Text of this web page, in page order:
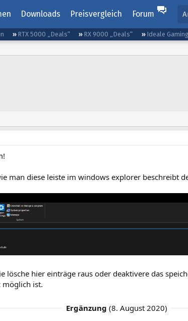
Downloads Preisvergleich Forum
RTX 5000 „Deals“ RX 9000 „Deals“ Ideale
man diese leiste im windows explorer beschreibt
lösche hier einträge raus oder deaktivere das
ist.
Ergänzung (8. August 2020)